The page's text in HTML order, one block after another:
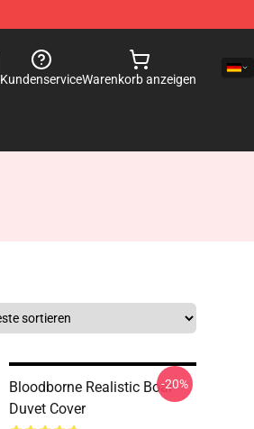
KundenserviceWarenkorb anzeigen
Bloodborne Realistic Boar
Duvet Cover
-20%